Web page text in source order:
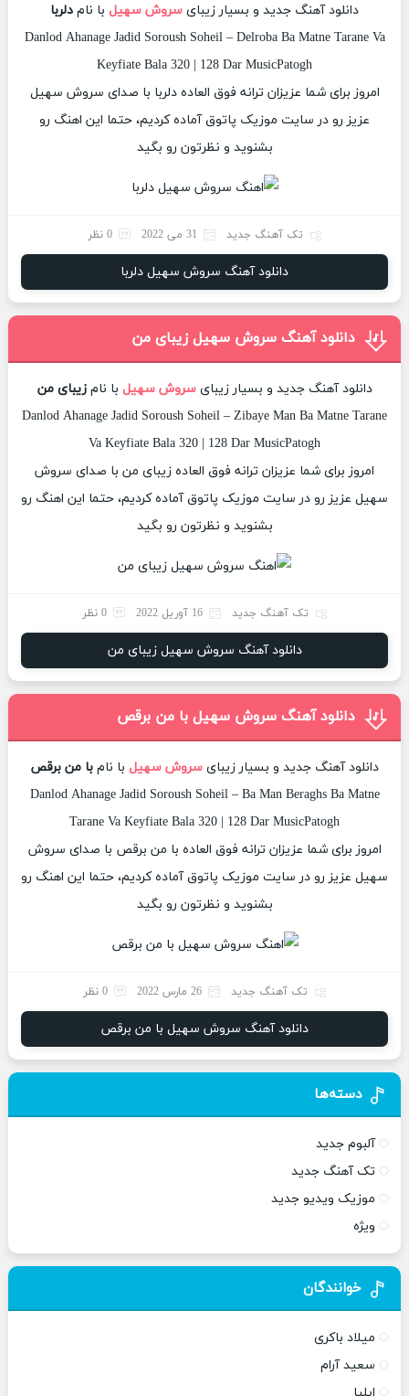
دانلود آهنگ جدید و بسیار زیبای سروش سهیل با نام دلربا
Danlod Ahanage Jadid Soroush Soheil – Delroba Ba Matne Tarane Va
Keyfiate Bala 320 | 128 Dar MusicPatogh
امروز برای شما عزیزان ترانه فوق العاده دلربا با صدای سروش سهیل
عزیز رو در سایت موزیک پاتوق آماده کردیم، حتما این اهنگ رو
بشنوید و نظرتون رو بگید
تک آهنگ جدید 31 می 2022 0 نظر
دانلود آهنگ سروش سهیل دلربا
دانلود آهنگ سروش سهیل زیبای من
دانلود آهنگ جدید و بسیار زیبایسروش سهیل با نامزیبای من
Danlod Ahanage Jadid Soroush Soheil – Zibaye Man Ba Matne Tarane
Va Keyfiate Bala 320 | 128 Dar MusicPatogh
امروز برای شما عزیزان ترانه فوق العاده زیبای من با صدای سروش
سهیل عزیز رو در سایت موزیک پاتوق آماده کردیم، حتما این اهنگ رو
بشنوید و نظرتون رو بگید
تک آهنگ جدید 16 آوریل 2022 0 نظر
دانلود آهنگ سروش سهیل زیبای من
دانلود آهنگ سروش سهیل با من برقص
دانلود آهنگ جدید و بسیار زیبای سروش سهیل با نام با من برقص
Danlod Ahanage Jadid Soroush Soheil – Ba Man Beraghs Ba Matne
Tarane Va Keyfiate Bala 320 | 128 Dar MusicPatogh
امروز برای شما عزیزان ترانه فوق العاده با من برقص با صدای سروش
سهیل عزیز رو در سایت موزیک پاتوق آماده کردیم، حتما این اهنگ رو
بشنوید و نظرتون رو بگید
تک آهنگ جدید 26 مارس 2022 0 نظر
دانلود آهنگ سروش سهیل با من برقص
دسته‌ها
آلبوم جدید
تک آهنگ جدید
موزیک ویدیو جدید
ویژه
خوانندگان
میلاد باکری
سعید آرام
ایلیا